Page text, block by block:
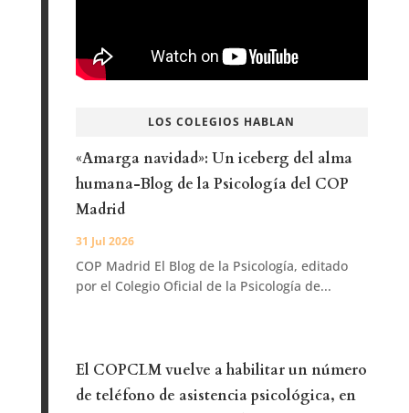
LOS COLEGIOS HABLAN
«Amarga navidad»: Un iceberg del alma
humana-Blog de la Psicología del COP
Madrid
31 Jul 2026
COP Madrid El Blog de la Psicología, editado
por el Colegio Oficial de la Psicología de...
El COPCLM vuelve a habilitar un número
de teléfono de asistencia psicológica, en